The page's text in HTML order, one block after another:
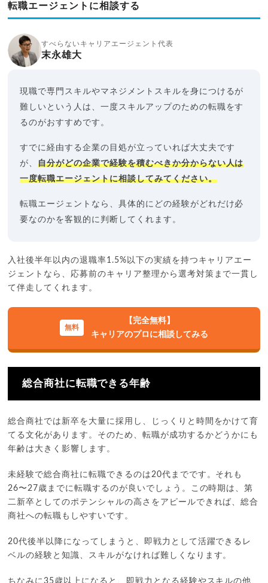
転職エージェントに相談する
すべらないキャリアエージェント代表
末永雄大
現職で専門スキルやマネジメントスキルを身につけるが
難しいという人は、一度スキルアップのための転職をす
るのがおすすめです。
すでに経由する企業の目処が立っていれば大丈夫です
が、自分がどの企業で経験を積むべきか分からない人は
一度転職エージェントに相談してみてください。
転職エージェントなら、具体的にどの経験がどれだけ必
要なのかを客観的に判断してくれます。
入社後半年以内の退職率1.5%以下の実績を持つキャリアエー
ジェントなら、応募前のキャリア整理から選考対策まで一貫し
て伴走してくれます。
【完全無料】
キャリアのプロに相談してみる
総合商社に転職できる年齢
総合商社では新卒を大量に採用し、じっくりと時間をかけて育
てる文化があります。そのため、転職が成功するかどうかにも
年齢は大きく影響します。
未経験で総合商社に転職できるのは20代までです。それも
26〜27歳までに転職するのが良いでしょう。この時期は、第
二新卒としてのポテンシャルの高さをアピールできれば、総合
商社への転職もしやすいです。
20代後半以降になってしまうと、即戦力として活躍できるレ
ベルの経験と知識、スキルがなければ難しくなります。
ちなみに35歳以上になると、即戦力となる経験やスキルの他